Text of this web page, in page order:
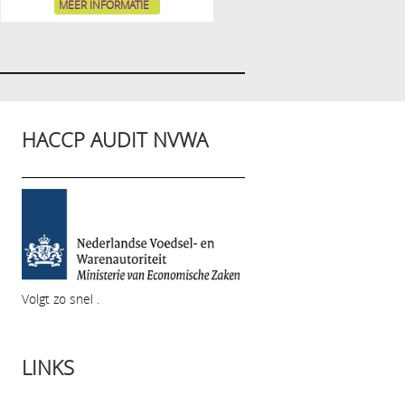
MEER INFORMATIE
HACCP AUDIT NVWA
Volgt zo snel .
LINKS